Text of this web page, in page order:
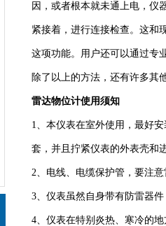
因，或者根本就未通上电，仪
紧接着，进行连接检查。这和
这项功能。用户还可以通过专
除了以上的方法，还有许多其
雷达物位计使用须知
1、本仪表在室外使用，最好
套，并且拧紧仪表的外表壳和
2、电线、电缆保护管，要注
3、仪表虽然自身带有防雷器
4、仪表在特别炎热、寒冷的